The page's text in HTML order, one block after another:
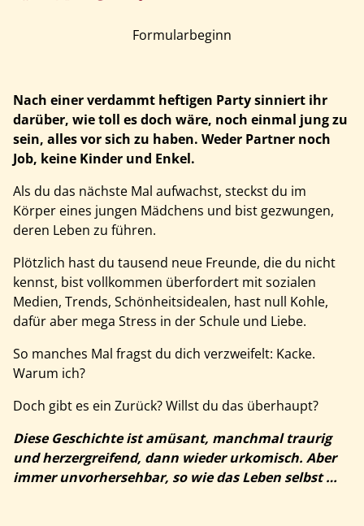
Formularbeginn
Nach einer verdammt heftigen Party sinniert ihr
darüber, wie toll es doch wäre, noch einmal jung zu
sein, alles vor sich zu haben. Weder Partner noch
Job, keine Kinder und Enkel.
Als du das nächste Mal aufwachst, steckst du im
Körper eines jungen Mädchens und bist gezwungen,
deren Leben zu führen.
Plötzlich hast du tausend neue Freunde, die du nicht
kennst, bist vollkommen überfordert mit sozialen
Medien, Trends, Schönheitsidealen, hast null Kohle,
dafür aber mega Stress in der Schule und Liebe.
So manches Mal fragst du dich verzweifelt: Kacke.
Warum ich?
Doch gibt es ein Zurück? Willst du das überhaupt?
Diese Geschichte ist amüsant, manchmal traurig
und herzergreifend, dann wieder urkomisch. Aber
immer unvorhersehbar, so wie das Leben selbst …